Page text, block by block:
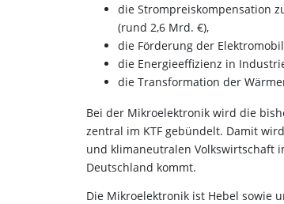
die Strompreiskompensation
(rund 2,6 Mrd. €),
die Förderung der
die Energieeffizienz in
die Transformation der
Bei der Mikroelektronik wird die
zentral im KTF gebündelt. Damit
und klimaneutralen Volkswirtschaft
Deutschland kommt.
Die Mikroelektronik ist Hebel sowie